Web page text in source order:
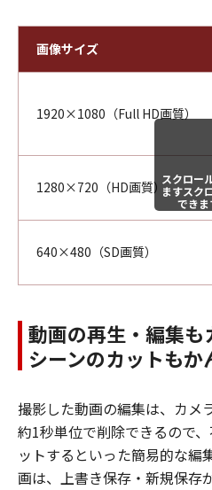
画像サイズ
1920×1080（Full HD画質）
1280×720（HD画質）
640×480（SD画質）
スクロー
ますスク
できま
動画の再生・編集
シーンのカットもか
撮影した動画の編集は、カメ
約1秒単位で削除できるので
ットするといった簡易的な編
画は、上書き保存・新規保存